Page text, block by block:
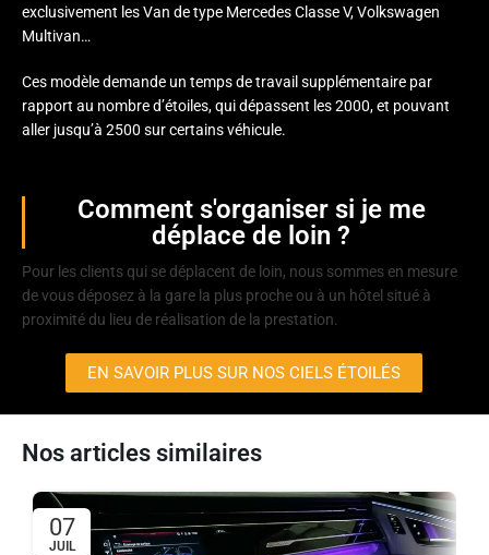
exclusivement les Van de type Mercedes Classe V, Volkswagen
Multivan…
Ces modèle demande un temps de travail supplémentaire par
rapport au nombre d’étoiles, qui dépassent les 2000, et pouvant
aller jusqu’à 2500 sur certains véhicule.
Comment s'organiser si je me
déplace de loin ?
Pour les clients qui se déplacent de loin, nous sommes en mesure
de vous déposez à la gare la plus proche ou à un hôtel situé à
proximité du lieu de réalisation de la prestation.
EN SAVOIR PLUS SUR NOS CIELS ÉTOILÉS
Nos articles similaires
07
JUIL